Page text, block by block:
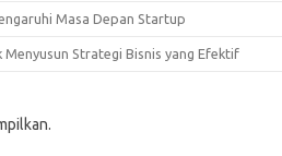
Masa Depan Startup
Menyusun Strategi Bisnis yang Efektif